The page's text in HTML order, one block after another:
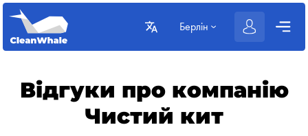
Берлін
Відгуки про компанію
Чистий кит